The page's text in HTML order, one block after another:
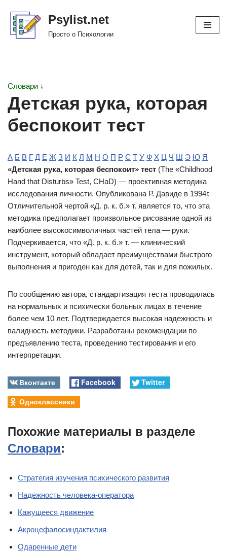
Перейти
Psylist.net
Просто о Психологии
Словари ↓
Детская рука, которая
беспокоит тест
А Б В Г Д Е Ж З И К Л М Н О П Р С Т У Ф Х Ц Ч Ш Э Ю Я
«Детская рука, которая беспокоит» тест (The «Childhood
Hand that Disturbs» Test, CHaD) — проективная методика
исследования личности. Опубликована Р. Давиде в 1994г.
Отличительной чертой «Д. р. к. б.» т. является то, что эта
методика предполагает произвольное рисование одной из
наиболее высокосимволичных частей тела — руки.
Подчеркивается, что «Д. р. к. б.» т. — клинический
инструмент, который обладает преимуществами быстрого
выполнения и пригоден как для детей, так и для пожилых.
По сообщению автора, стандартизация теста проводилась
на нормальных и психически больных лицах в течение
более чем 10 лет. Подтверждается высокая надежность и
валидность методики. Разработаны рекомендации по
предъявлению теста, проведению тестирования и его
интерпретации.
Вконтакте Facebook
Twitter
Одноклассники
Похожие материалы в разделе
Словари:
Стратегия изучения психического развития
Надежность человека-оператора
Кажущееся движение
Акроцефалосиндактилия
Одаренные дети